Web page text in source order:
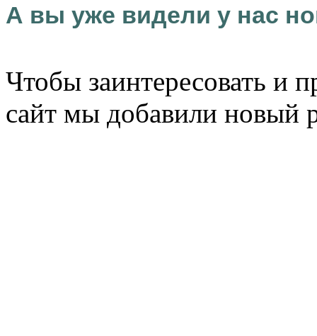
А вы уже видели у нас
Чтобы заинтересовать и
сайт мы добавили новый